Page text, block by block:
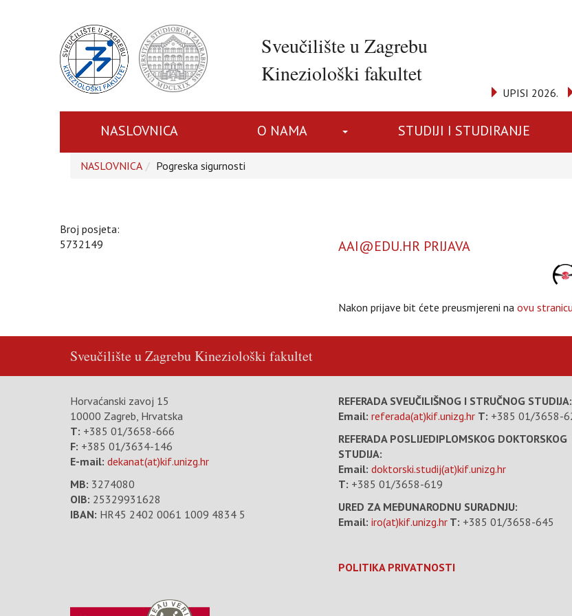
Sveučilište u Zagrebu
Kineziološki fakultet
UPISI 2026.
NASLOVNICA O NAMA STUDIJI I STUDIRANJE
NASLOVNICA Pogreska sigurnosti
Broj posjeta:
5732149
AAI@EDU.HR PRIJAVA
Nakon prijave bit ćete preusmjereni na ovu
Sveučilište u ZagrebuKineziološki fakultet
Horvaćanski zavoj 15
10000 Zagreb, Hrvatska
T: +385 01/3658-666
F: +385 01/3634-146
E-mail: dekanat(at)kif.unizg.hr
MB: 3274080
OIB: 25329931628
IBAN: HR45 2402 0061 1009 4834 5
REFERADA SVEUČILIŠNOG I STRUČNOG STUDIJA:
Email: referada(at)kif.unizg.hr T: +385 01/3658-
REFERADA POSLIJEDIPLOMSKOG DOKTORSKOG
STUDIJA:
Email: doktorski.studij(at)kif.unizg.hr
T: +385 01/3658-619
URED ZA MEĐUNARODNU SURADNJU:
Email: iro(at)kif.unizg.hr T: +385 01/3658-645
POLITIKA PRIVATNOSTI